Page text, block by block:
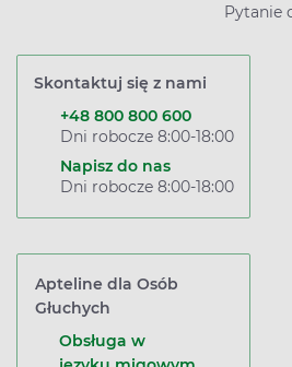
Pytanie
Skontaktuj się z nami
+48 800 800 600
Dni robocze 8:00-18:00
Napisz do nas
Dni robocze 8:00-18:00
Apteline dla Osób
Głuchych
Obsługa w